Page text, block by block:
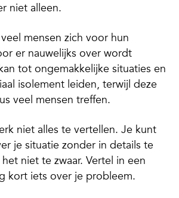
niet alleen.
mensen zich voor hun
er nauwelijks over wordt
tot ongemakkelijke situaties en
isolement leiden, terwijl deze
veel mensen treffen.
niet alles te vertellen. Je kunt
je situatie zonder in details te
niet te zwaar. Vertel in een
kort iets over je probleem.